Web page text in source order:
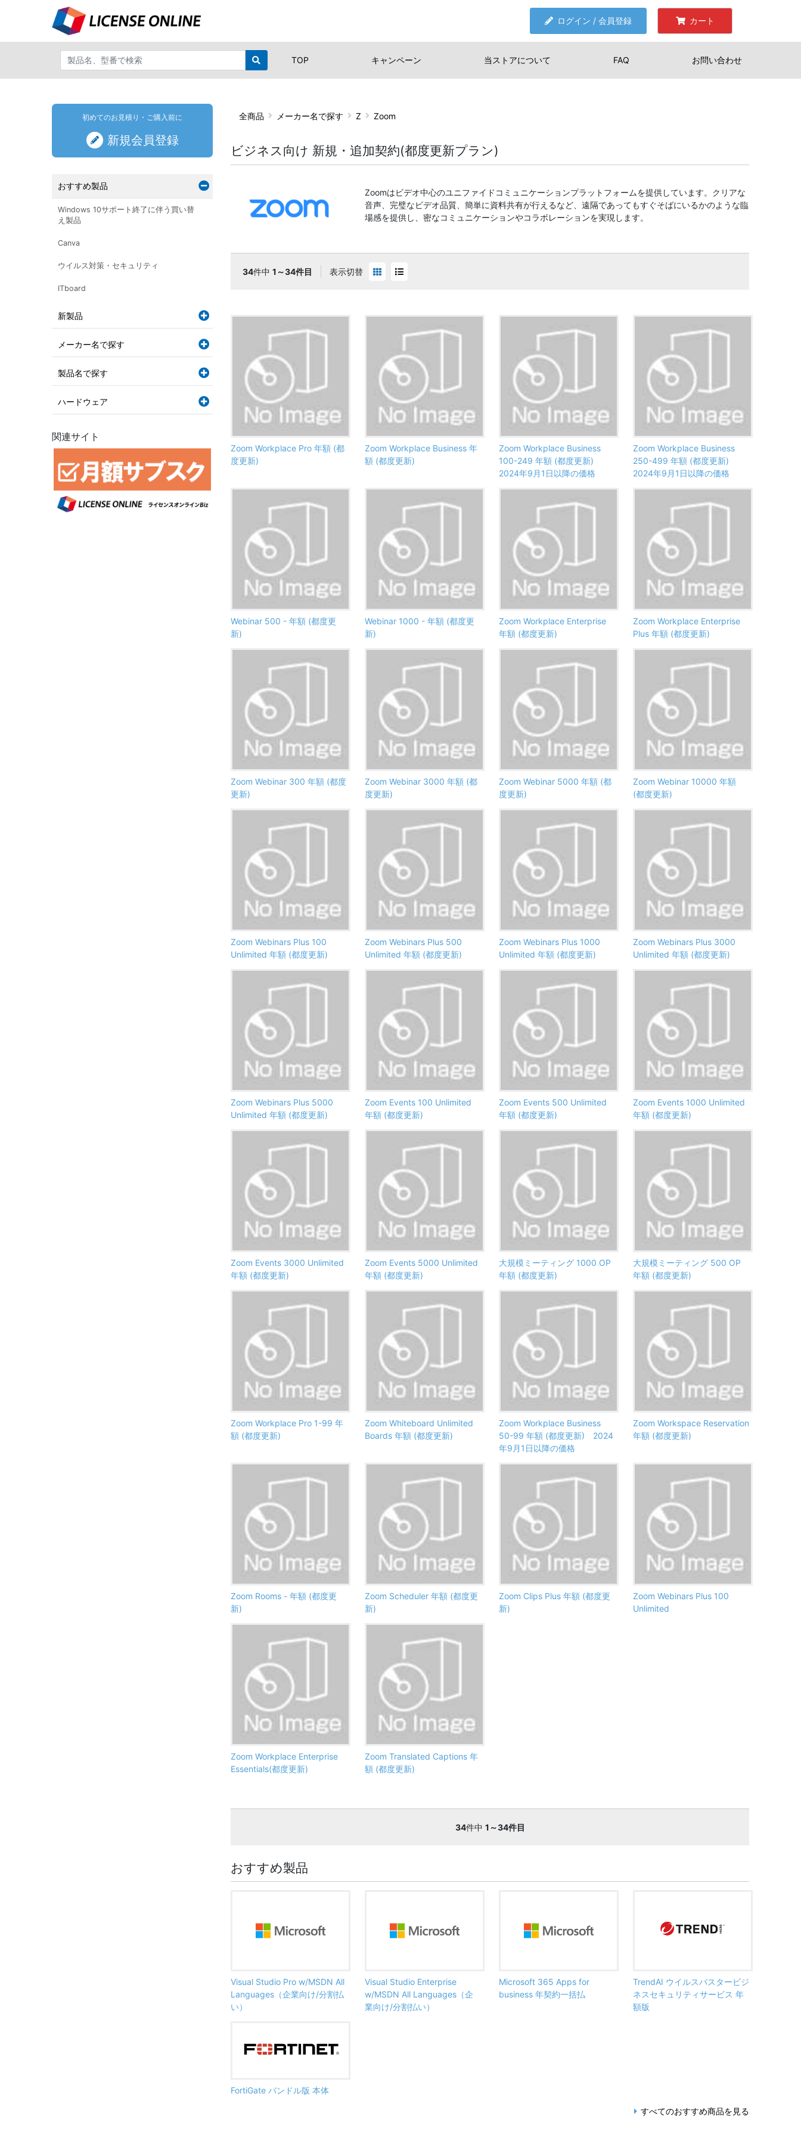
ログイン / 会員登録 カート
TOP キャンペーン 当ストアについて FAQ お問い合わせ
全商品 メーカー名で探す Z Zoom
ビジネス向け 新規・追加契約(都度更新プラン)
Zoomはビデオ中心のユニファイドコミュニケーションプラットフォームを提供しています。クリアな
音声、完璧なビデオ品質、簡単に資料共有が行えるなど、遠隔であってもすぐそばにいるかのような臨
場感を提供し、密なコミュニケーションやコラボレーションを実現します。
34件中 1～34件目 表示切替
Zoom Workplace Pro 年額 (都
度更新)
Zoom Workplace Business 年
額 (都度更新)
Zoom Workplace Business
100-249 年額 (都度更新)
2024年9月1日以降の価格
Zoom Workplace Business
250-499 年額 (都度更新)
2024年9月1日以降の価格
Webinar 500 - 年額 (都度更
新)
Webinar 1000 - 年額 (都度更
新)
Zoom Workplace Enterprise
年額 (都度更新)
Zoom Workplace Enterprise
Plus 年額 (都度更新)
Zoom Webinar 300 年額 (都度
更新)
Zoom Webinar 3000 年額 (都
度更新)
Zoom Webinar 5000 年額 (都
度更新)
Zoom Webinar 10000 年額
(都度更新)
Zoom Webinars Plus 100
Unlimited 年額 (都度更新)
Zoom Webinars Plus 500
Unlimited 年額 (都度更新)
Zoom Webinars Plus 1000
Unlimited 年額 (都度更新)
Zoom Webinars Plus 3000
Unlimited 年額 (都度更新)
Zoom Webinars Plus 5000
Unlimited 年額 (都度更新)
Zoom Events 100 Unlimited
年額 (都度更新)
Zoom Events 500 Unlimited
年額 (都度更新)
Zoom Events 1000 Unlimited
年額 (都度更新)
Zoom Events 3000 Unlimited
年額 (都度更新)
Zoom Events 5000 Unlimited
年額 (都度更新)
大規模ミーティング 1000 OP
年額 (都度更新)
大規模ミーティング 500 OP
年額 (都度更新)
Zoom Workplace Pro 1-99 年
額 (都度更新)
Zoom Whiteboard Unlimited
Boards 年額 (都度更新)
Zoom Workplace Business
50-99 年額 (都度更新) 2024
年9月1日以降の価格
Zoom Workspace Reservation
年額 (都度更新)
Zoom Rooms - 年額 (都度更
新)
Zoom Scheduler 年額 (都度更
新)
Zoom Clips Plus 年額 (都度更
新)
Zoom Webinars Plus 100
Unlimited
Zoom Workplace Enterprise
Essentials(都度更新)
Zoom Translated Captions 年
額 (都度更新)
34件中 1～34件目
おすすめ製品
Visual Studio Pro w/MSDN All
Languages（企業向け/分割払
い）
Visual Studio Enterprise
w/MSDN All Languages（企
業向け/分割払い）
Microsoft 365 Apps for
business 年契約一括払
TrendAI ウイルスバスタービジ
ネスセキュリティサービス 年
額版
FortiGate バンドル版 本体
すべてのおすすめ商品を見る
初めてのお見積り・ご購入前に
新規会員登録
おすすめ製品
Windows 10サポート終了に伴う買い替
え製品
Canva
ウイルス対策・セキュリティ
ITboard
新製品
メーカー名で探す
製品名で探す
ハードウェア
関連サイト